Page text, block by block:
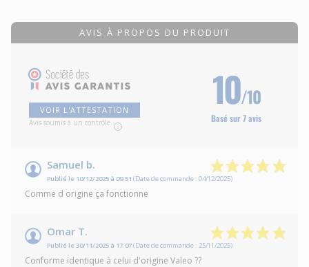
AVIS À PROPOS DU PRODUIT
VOIR L'ATTESTATION
Avis soumis à un contrôle
10/10
Basé sur 7 avis
Samuel b.
Publié le 10/12/2025 à 09:51 (Date de commande : 04/12/2025)
Comme d origine ça fonctionne
Omar T.
Publié le 30/11/2025 à 17:07(Date de commande : 25/11/2025)
Conforme identique à celui d'origine Valeo ??